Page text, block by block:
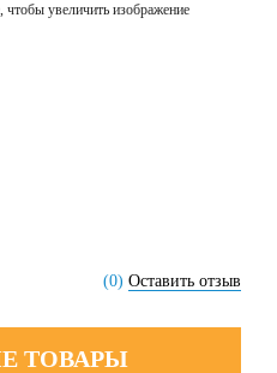
увеличить изображение
(0) Оставить отзыв
ТОВАРЫ